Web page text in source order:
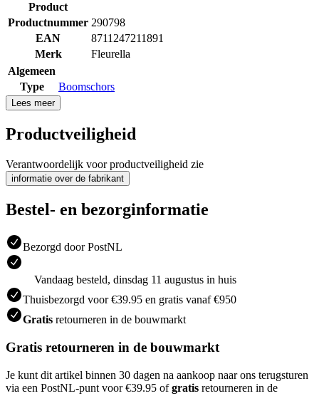
Product
Productnummer 290798
EAN
8711247211891
Merk
Fleurella
Algemeen
Type
Boomschors
Lees meer
Productveiligheid
Verantwoordelijk voor productveiligheid zie
informatie over de fabrikant
Bestel- en bezorginformatie
Bezorgd door PostNL
Vandaag besteld, dinsdag 11 augustus in huis
Thuisbezorgd voor €39.95 en gratis vanaf €950
Gratis retourneren in de bouwmarkt
Gratis retourneren in de bouwmarkt
Je kunt dit artikel binnen 30 dagen na aankoop naar ons terugsturen
via een PostNL-punt voor €39.95 ofgratis retourneren in de